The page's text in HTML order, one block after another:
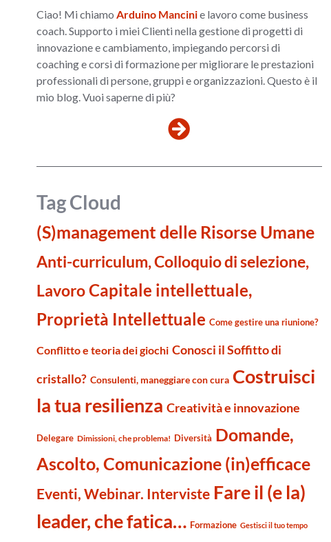
Ciao! Mi chiamo Arduino Mancinie lavoro come business
coach. Supporto i miei Clienti nella gestione di progetti di
innovazione e cambiamento, impiegando percorsi di
coaching e corsi di formazione per migliorare le prestazioni
professionali di persone, gruppi e organizzazioni. Questo è il
mio blog. Vuoi saperne di più?
Tag Cloud
(S)management delle Risorse Umane
Anti-curriculum, Colloquio di selezione,
LavoroCapitale intellettuale,
Proprietà Intellettuale Come gestire una riunione?
Conflitto e teoria dei giochi Conosci il Soffitto di
cristallo? Consulenti, maneggiare con cura Costruisci
la tua resilienza Creatività e innovazione
Delegare Dimissioni, che problema! Diversità Domande,
Ascolto, Comunicazione (in)efficace
Eventi, Webinar. Interviste Fare il (e la)
leader, che fatica… Formazione Gestisci il tuo tempo